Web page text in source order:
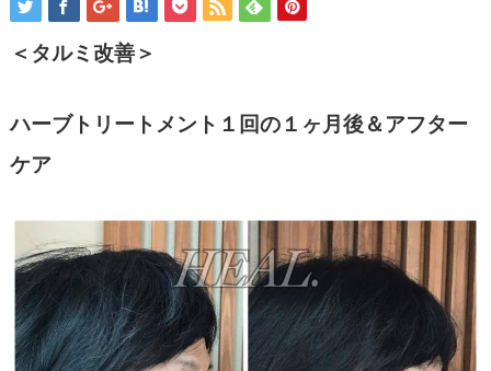
＜タルミ改善＞
ハーブトリートメント１回の１ヶ月後＆アフター
ケア